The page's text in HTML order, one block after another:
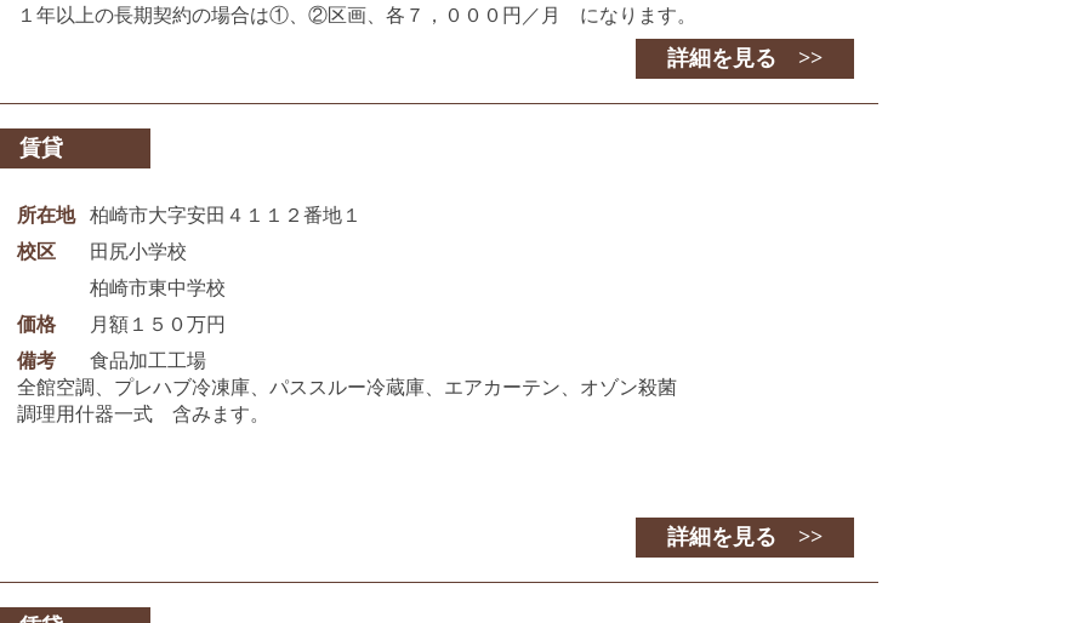
１年以上の長期契約の場合は①、②区画、各７，０００円／月 になります。
詳細を見る >>
賃貸
所在地
柏崎市大字安田４１１２番地１
校区
田尻小学校
柏崎市東中学校
価格
月額１５０万円
備考
食品加工工場
全館空調、プレハブ冷凍庫、パススルー冷蔵庫、エアカーテン、オゾン殺菌
調理用什器一式 含みます。
詳細を見る >>